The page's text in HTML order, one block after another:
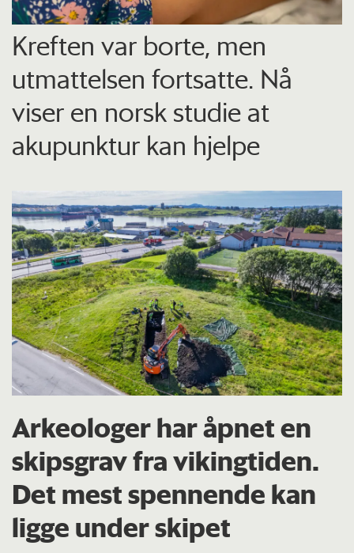
Kreften var borte, men
utmattelsen fortsatte. Nå
viser en norsk studie at
akupunktur kan hjelpe
Arkeologer har åpnet en
skipsgrav fra vikingtiden.
Det mest spennende kan
ligge under skipet